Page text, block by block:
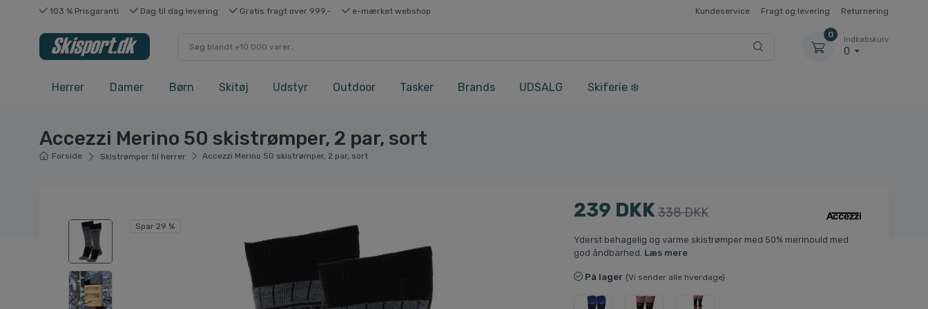
103 % Prisgaranti Dag til dag levering Gratis fragt over 999,- e-mærket webshop Kundeservice Fragt og levering Returnering
0
Indkøbskurv
0
Herrer Damer Børn Skitøj Udstyr Outdoor Tasker Brands UDSALG Skiferie ❄️
Accezzi Merino 50 skistrømper, 2 par, sort
Forside Skistrømper til herrer Accezzi Merino 50 skistrømper, 2 par, sort
Spar 29 %
239 DKK 338 DKK
Yderst behagelig og varme skistrømper med 50% merinould med
god åndbarhed. Læs mere
På lager (Vi sender alle hverdage)